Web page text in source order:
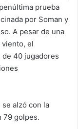
prueba
por Soman y
A pesar de una
viento, el
40 jugadores
alzó con la
79 golpes.